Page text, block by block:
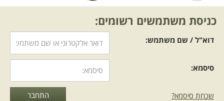
כניסת משתמשים רשומים:
דוא"ל / שם משתמש:
סיסמא:
שכחת סיסמא?